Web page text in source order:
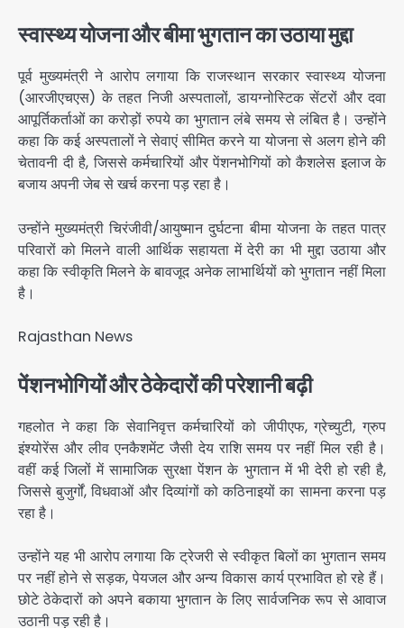
स्वास्थ्य योजना और बीमा भुगतान का उठाया मुद्दा
पूर्व मुख्यमंत्री ने आरोप लगाया कि राजस्थान सरकार स्वास्थ्य योजना
(आरजीएचएस) के तहत निजी अस्पतालों, डायग्नोस्टिक सेंटरों और दवा
आपूर्तिकर्ताओं का करोड़ों रुपये का भुगतान लंबे समय से लंबित है। उन्होंने
कहा कि कई अस्पतालों ने सेवाएं सीमित करने या योजना से अलग होने की
चेतावनी दी है, जिससे कर्मचारियों और पेंशनभोगियों को कैशलेस इलाज के
बजाय अपनी जेब से खर्च करना पड़ रहा है।
उन्होंने मुख्यमंत्री चिरंजीवी/आयुष्मान दुर्घटना बीमा योजना के तहत पात्र
परिवारों को मिलने वाली आर्थिक सहायता में देरी का भी मुद्दा उठाया और
कहा कि स्वीकृति मिलने के बावजूद अनेक लाभार्थियों को भुगतान नहीं मिला
है।
Rajasthan News
पेंशनभोगियों और ठेकेदारों की परेशानी बढ़ी
गहलोत ने कहा कि सेवानिवृत्त कर्मचारियों को जीपीएफ, ग्रेच्युटी, ग्रुप
इंश्योरेंस और लीव एनकैशमेंट जैसी देय राशि समय पर नहीं मिल रही है।
वहीं कई जिलों में सामाजिक सुरक्षा पेंशन के भुगतान में भी देरी हो रही है,
जिससे बुजुर्गों, विधवाओं और दिव्यांगों को कठिनाइयों का सामना करना पड़
रहा है।
उन्होंने यह भी आरोप लगाया कि ट्रेजरी से स्वीकृत बिलों का भुगतान समय
पर नहीं होने से सड़क, पेयजल और अन्य विकास कार्य प्रभावित हो रहे हैं।
छोटे ठेकेदारों को अपने बकाया भुगतान के लिए सार्वजनिक रूप से आवाज
उठानी पड़ रही है।